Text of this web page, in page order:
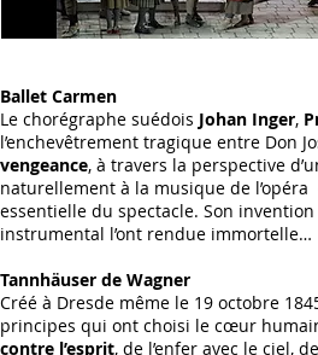
Ballet Carmen
Le chorégraphe suédois Johan Inger,
l’enchevêtrement tragique entre Don
vengeance, à travers la perspective
naturellement à la musique de
essentielle du spectacle. Son
instrumental l’ont rendue immortelle…
Tannhäuser de Wagner
Créé à Dresde même le 19 octobre
principes qui ont choisi le cœur
contre l’esprit, de l’enfer avec le ciel,